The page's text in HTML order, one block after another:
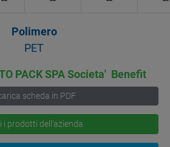
Polimero
PET
PACK SPA Societa' Benefit
scheda in PDF
i prodotti dell'azienda